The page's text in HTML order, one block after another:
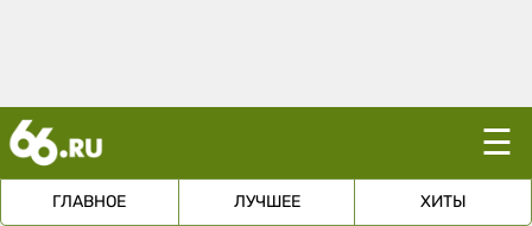
☰
ГЛАВНОЕ ЛУЧШЕЕ ХИТЫ